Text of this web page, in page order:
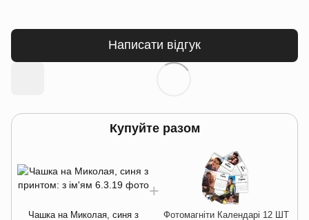
Написати відгук
Купуйте разом
Чашка на Миколая, синя з
Фотомагніти Календарі 12 ШТ